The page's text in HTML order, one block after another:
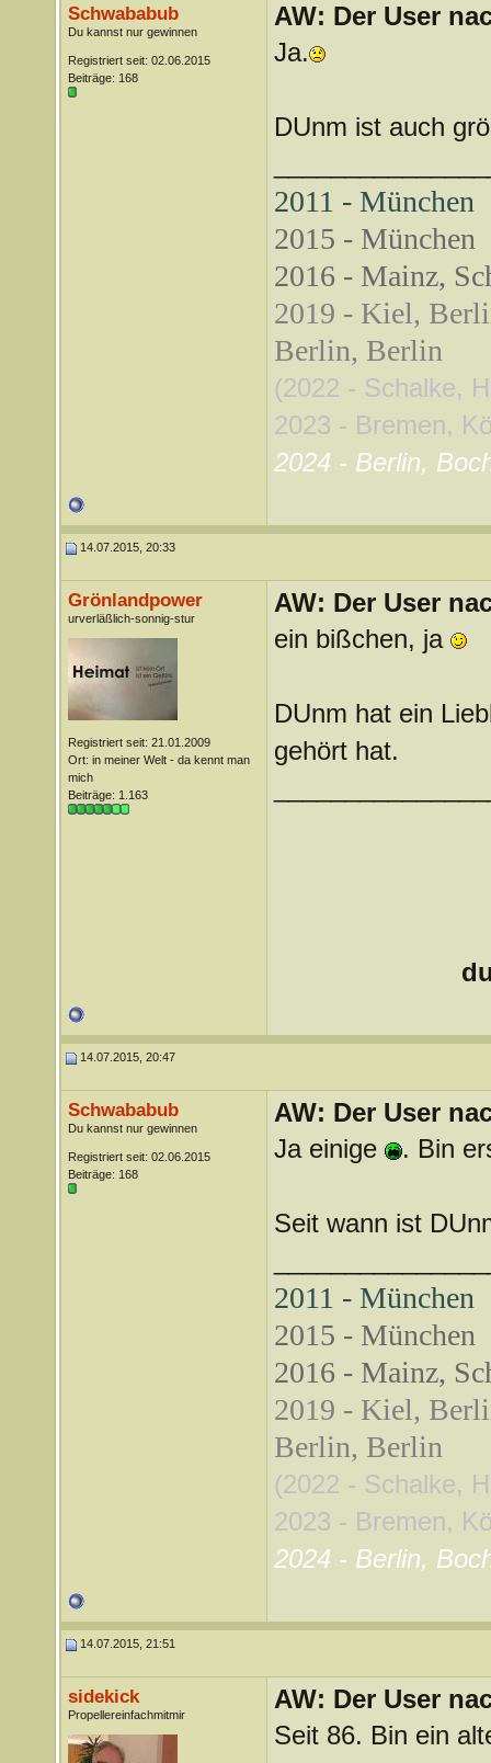
Schwababub
Du kannst nur gewinnen
Registriert seit: 02.06.2015
Beiträge: 168
AW: Der User
Ja.
DUnm ist auch
2011 - München
2015 - München
2016 - Mainz,
2019 - Kiel,
Berlin, Berlin
(2022 - Schalke,
2023 - Bremen,
2024 - Berlin,
14.07.2015, 20:33
Grönlandpower
urverläßlich-sonnig-stur
Registriert seit: 21.01.2009
Ort: in meiner Welt - da kennt man
mich
Beiträge: 1.163
AW: Der User
ein bißchen, ja
DUnm hat ein
gehört hat.
14.07.2015, 20:47
Schwababub
Du kannst nur gewinnen
Registriert seit: 02.06.2015
Beiträge: 168
AW: Der User
Ja einige
. Bin
Seit wann ist
2011 - München
2015 - München
2016 - Mainz,
2019 - Kiel,
Berlin, Berlin
(2022 - Schalke,
2023 - Bremen,
2024 - Berlin,
14.07.2015, 21:51
sidekick
Propellereinfachmitmir
AW: Der User
Seit 86. Bin ein